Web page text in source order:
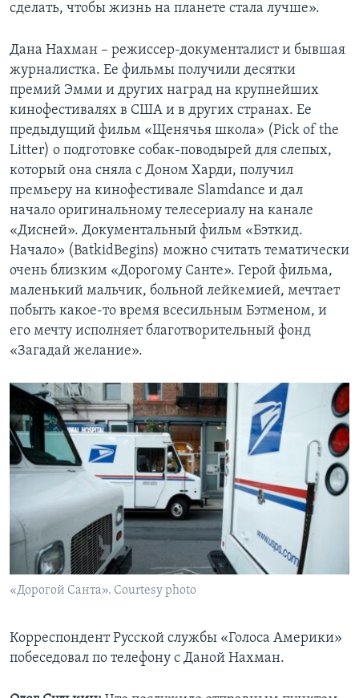
сделать, чтобы жизнь на планете стала лучше».
Дана Нахман – режиссер-документалист и бывшая
журналистка. Ее фильмы получили десятки
премий Эмми и других наград на крупнейших
кинофестивалях в США и в других странах. Ее
предыдущий фильм «Щенячья школа» (Pick of the
Litter) о подготовке собак-поводырей для слепых,
который она сняла с Доном Харди, получил
премьеру на кинофестивале Slamdance и дал
начало оригинальному телесериалу на канале
«Дисней». Документальный фильм «Бэткид.
Начало» (BatkidBegins) можно считать тематически
очень близким «Дорогому Санте». Герой фильма,
маленький мальчик, больной лейкемией, мечтает
побыть какое-то время всесильным Бэтменом, и
его мечту исполняет благотворительный фонд
«Загадай желание».
«Дорогой Санта». Courtesy photo
Корреспондент Русской службы «Голоса Америки»
побеседовал по телефону с Даной Нахман.